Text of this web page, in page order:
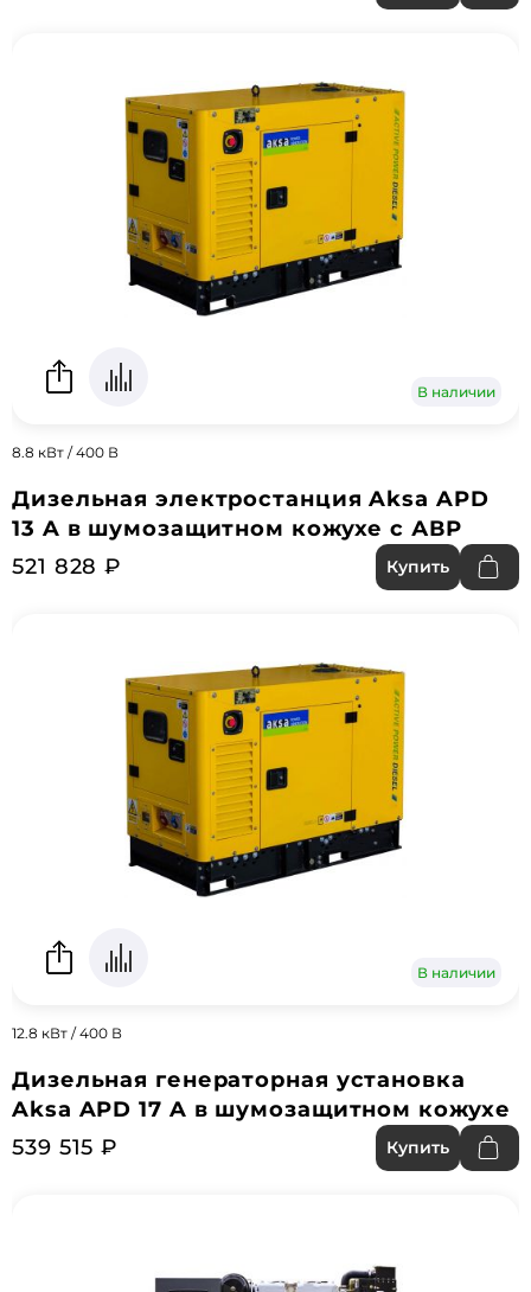
В наличии
8.8 кВт / 400 В
Дизельная электростанция Aksa APD
13 A в шумозащитном кожухе с АВР
521 828 ₽
Купить
В наличии
12.8 кВт / 400 В
Дизельная генераторная установка
Aksa APD 17 A в шумозащитном кожухе
539 515 ₽
Купить